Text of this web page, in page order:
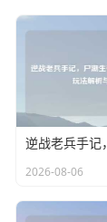
2026-08-06